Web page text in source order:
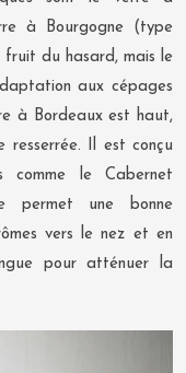
à Bourgogne (type
du hasard, mais le
aux cépages
à Bordeaux est haut,
resserrée. Il est conçu
comme le Cabernet
permet une bonne
vers le nez et en
pour atténuer la